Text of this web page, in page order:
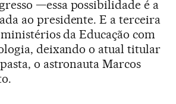
—essa possibilidade é a
ao presidente. E a terceira
da Educação com
deixando o atual titular
o astronauta Marcos